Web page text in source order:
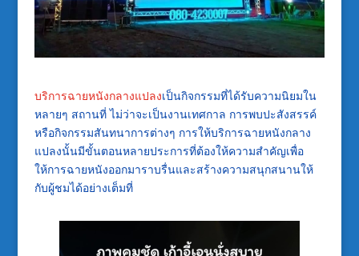
บริการฉายหนังกลางแปลงเป็นกิจกรรมที่ได้รับความนิยมใน
หลายๆ สถานที่ ไม่ว่าจะเป็นงานเทศกาล การพบปะสังสรรค์
หรือกิจกรรมสันทนาการต่างๆ การให้บริการฉายหนังกลาง
แปลงนั้นมีขั้นตอนหลายประการที่ต้องให้ความสำคัญเพื่อ
ให้การฉายหนังออกมาราบรื่นและสร้างความสนุกสนานให้
กับผู้ชมได้อย่างเต็มที่